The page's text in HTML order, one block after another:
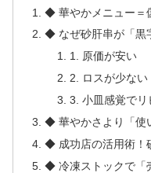
◆ 華やかメニュー＝
◆ なぜ砂肝串が「黒
1. 原価が安い
2. ロスが少ない
3. 小皿感覚でリ
◆ 華やかさより「使
◆ 成功店の活用術！
◆ 冷凍ストックで「